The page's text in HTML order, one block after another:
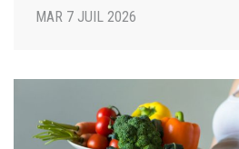
MAR 7 JUIL 2026